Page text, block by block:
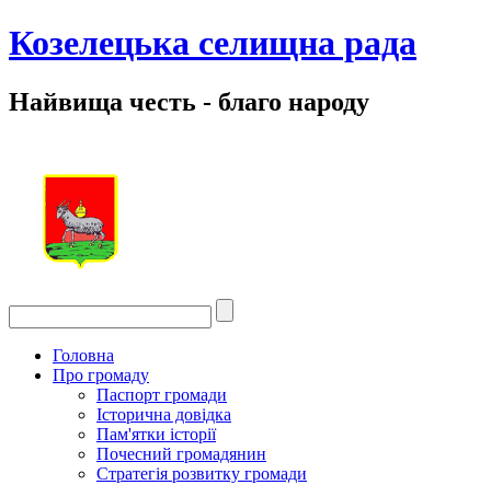
Козелецька селищна рада
Найвища честь - благо народу
Головна
Про громаду
Паспорт громади
Історична довідка
Пам'ятки історії
Почесний громадянин
Стратегія розвитку громади